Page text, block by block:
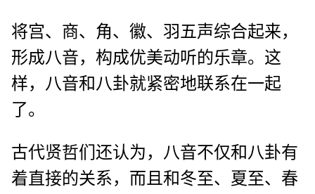
将宫、商、角、徽、羽五声综合起来，
形成八音，构成优美动听的乐章。这
样，八音和八卦就紧密地联系在一起
了。
古代贤哲们还认为，八音不仅和八卦有
着直接的关系，而且和冬至、夏至、春